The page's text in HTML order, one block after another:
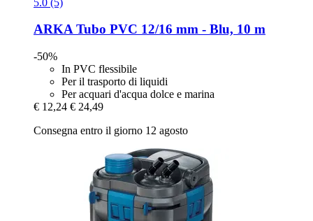
ARKATubo PVC 12/16 mm -​ Blu, 10 m
-50%
In PVC flessibile
Per il trasporto di liquidi
Per acquari d'acqua dolce e marina
€ 12,24 € 24,49
Consegna entro il giorno 12 agosto